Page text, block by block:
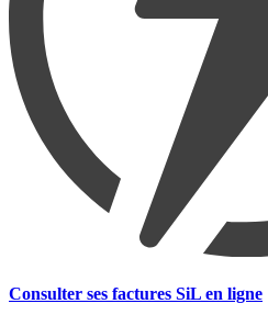
Consulter ses factures SiL en ligne